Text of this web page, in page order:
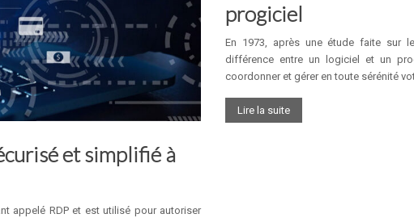
et simplifié à
appelé RDP et est utilisé pour autoriser
progiciel
En 1973, après une étude faite sur
différence entre un logiciel et un
coordonner et gérer en toute sérénité
Lire la suite